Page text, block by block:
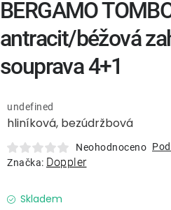
Lavice a houpačky
Doplňky
Deštníky
hliníková, bezúdržbová
undefined
Neohodnoceno
Značka: Doppler
Skladem
BERGAMO
antracit/béžová
souprava 4+1